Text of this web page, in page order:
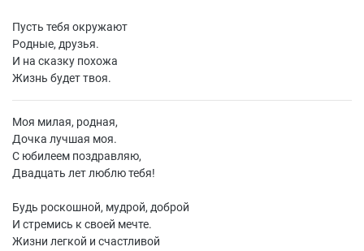
Пусть тебя окружают
Родные, друзья.
И на сказку похожа
Жизнь будет твоя.
Моя милая, родная,
Дочка лучшая моя.
С юбилеем поздравляю,
Двадцать лет люблю тебя!
Будь роскошной, мудрой, доброй
И стремись к своей мечте.
Жизни легкой и счастливой